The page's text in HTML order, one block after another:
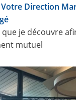
Direction
que je découvre
mutuel